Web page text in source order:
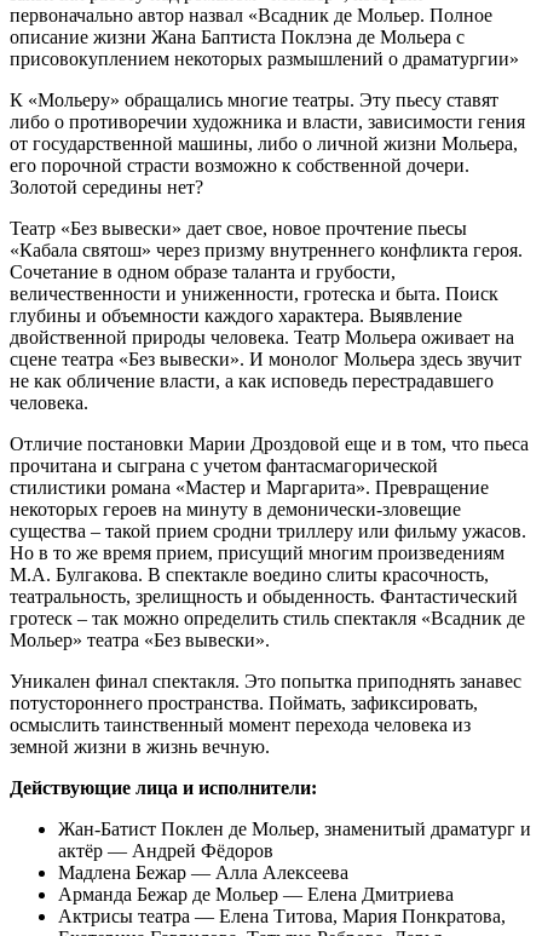
первоначально автор назвал «Всадник де Мольер. Полное
описание жизни Жана Баптиста Поклэна де Мольера с
присовокуплением некоторых размышлений о драматургии»
К «Мольеру» обращались многие театры. Эту пьесу ставят
либо о противоречии художника и власти, зависимости гения
от государственной машины, либо о личной жизни Мольера,
его порочной страсти возможно к собственной дочери.
Золотой середины нет?
Театр «Без вывески» дает свое, новое прочтение пьесы
«Кабала святош» через призму внутреннего конфликта героя.
Сочетание в одном образе таланта и грубости,
величественности и униженности, гротеска и быта. Поиск
глубины и объемности каждого характера. Выявление
двойственной природы человека. Театр Мольера оживает на
сцене театра «Без вывески». И монолог Мольера здесь звучит
не как обличение власти, а как исповедь перестрадавшего
человека.
Отличие постановки Марии Дроздовой еще и в том, что пьеса
прочитана и сыграна с учетом фантасмагорической
стилистики романа «Мастер и Маргарита». Превращение
некоторых героев на минуту в демонически-зловещие
существа – такой прием сродни триллеру или фильму ужасов.
Но в то же время прием, присущий многим произведениям
М.А. Булгакова. В спектакле воедино слиты красочность,
театральность, зрелищность и обыденность. Фантастический
гротеск – так можно определить стиль спектакля «Всадник де
Мольер» театра «Без вывески».
Уникален финал спектакля. Это попытка приподнять занавес
потустороннего пространства. Поймать, зафиксировать,
осмыслить таинственный момент перехода человека из
земной жизни в жизнь вечную.
Действующие лица и исполнители:
Жан-Батист Поклен де Мольер, знаменитый драматург и
актёр — Андрей Фёдоров
Мадлена Бежар — Алла Алексеева
Арманда Бежар де Мольер — Елена Дмитриева
Актрисы театра — Елена Титова, Мария Понкратова,